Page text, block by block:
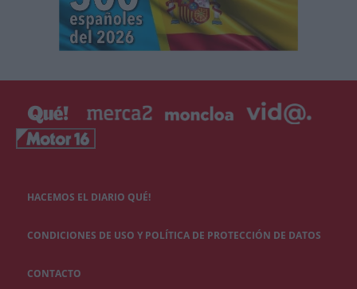
HACEMOS EL DIARIO QUÉ!
CONDICIONES DE USO Y POLÍTICA DE PROTECCIÓN DE DATOS
CONTACTO